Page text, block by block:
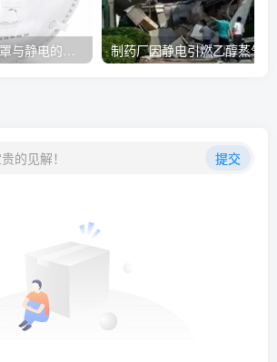
KN95/N95医用口罩与静电的秘密关系
的见解！ 提交